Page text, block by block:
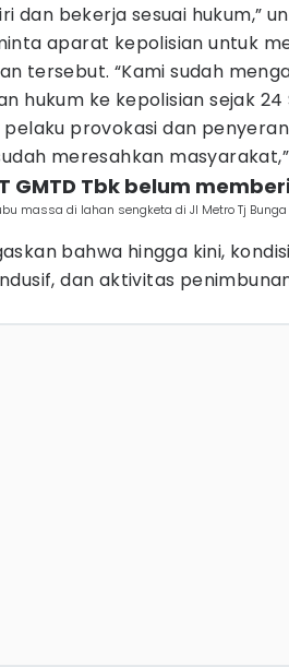
dan bekerja sesuai hukum,”
aparat kepolisian untuk
tersebut. “Kami sudah
hukum ke kepolisian sejak
provokasi dan
meresahkan
GMTD Tbk belum
massa di lahan sengketa di Jl Metro Tj
bahwa hingga kini,
dan aktivitas